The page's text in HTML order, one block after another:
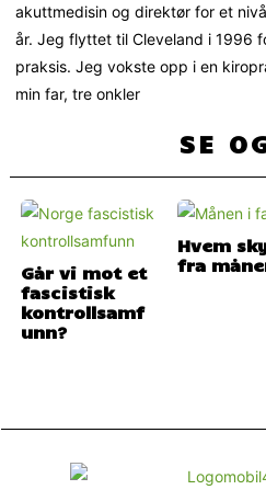
akuttmedisin og direktør for et
år. Jeg flyttet til Cleveland i 1996
praksis. Jeg vokste opp i en
min far, tre onkler
SE
Går vi mot et
fascistisk
kontrollsamf
unn?
Hvem
fra